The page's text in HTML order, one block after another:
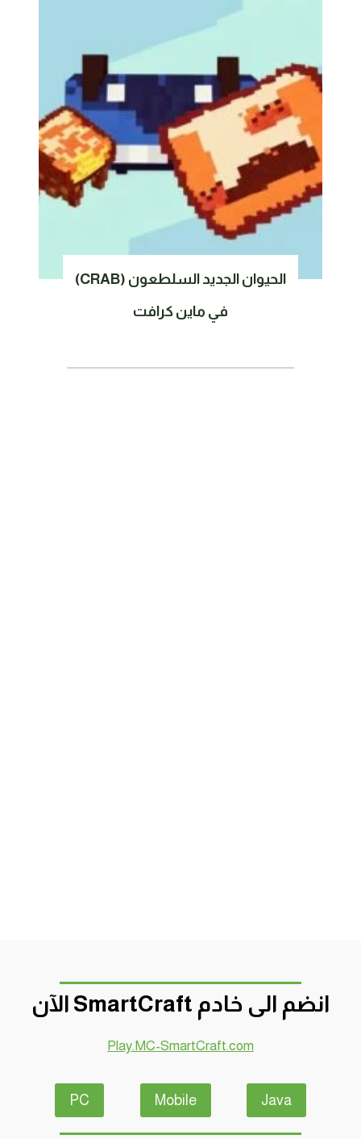
الحيوان الجديد السلطعون (CRAB)
في ماين كرافت
انضم الى خادم SmartCraft الآن
Play.MC-SmartCraft.com
Java
Mobile
PC